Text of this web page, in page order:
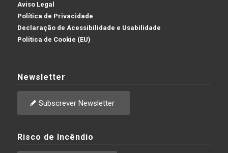
Aviso Legal
Política de Privacidade
Declaração de Acessibilidade e Usabilidade
Política de Cookie (EU)
Newsletter
Subscrever Newsletter
Risco de Incêndio